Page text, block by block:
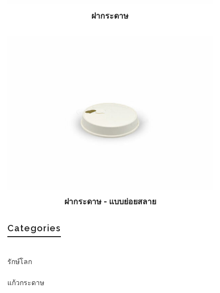
ฝากระดาษ
ฝากระดาษ - แบบย่อยสลาย
Categories
รักษ์โลก
แก้วกระดาษ